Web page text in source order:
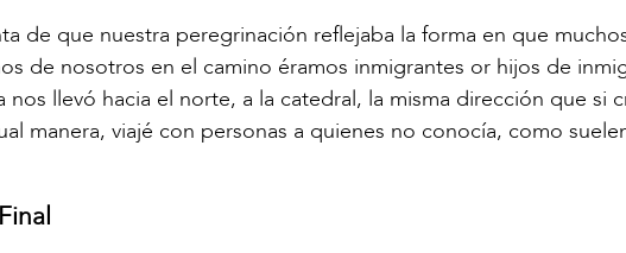
de que nuestra peregrinación reflejaba la forma en que
de nosotros en el camino éramos inmigrantes or hijos de
llevó hacia el norte, a la catedral, la misma dirección que si
manera, viajé con personas a quienes no conocía, como